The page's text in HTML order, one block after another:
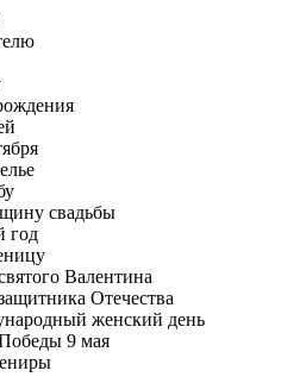
свадьбы
год
Валентина
Отечества
женский день
9 мая